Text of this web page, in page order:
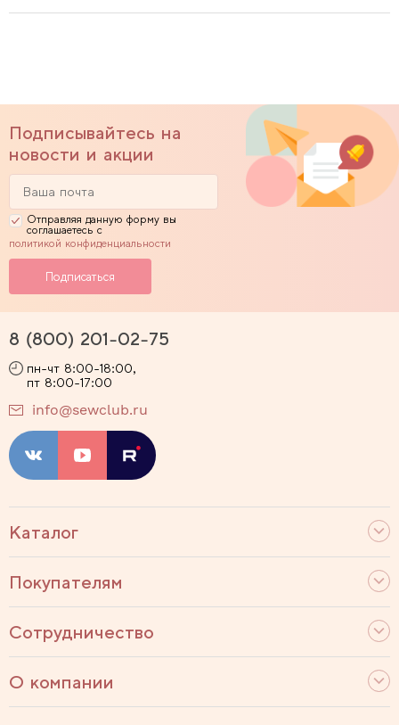
Подписывайтесь на
новости и акции
Отправляя данную форму вы
соглашаетесь с
политикой конфиденциальности
Каталог
Покупателям
Сотрудничество
О компании
8 (800) 201-02-75
пн-чт 8:00-18:00,
пт 8:00-17:00
info@sewclub.ru